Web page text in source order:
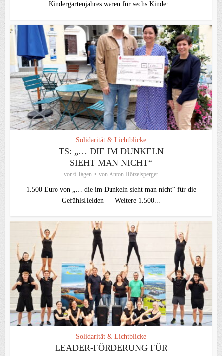
Kindergartenjahres waren für sechs Kinder...
Solidarität & Lichtblicke
TS: „… DIE IM DUNKELN
SIEHT MAN NICHT“
vor 6 Tagen von Anton Hötzelsperger
1.500 Euro von „… die im Dunkeln sieht man nicht“ für die
GefühlsHelden – Weitere 1.500...
Solidarität & Lichtblicke
LEADER-FÖRDERUNG FÜR